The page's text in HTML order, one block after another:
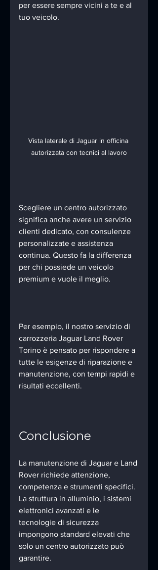
per essere sempre vicini a te e al
tuo veicolo.
Vista laterale di Jaguar in officina
autorizzata con tecnici al lavoro
Scegliere un centro autorizzato
significa anche avere un servizio
clienti dedicato, con consulenze
personalizzate e assistenza
continua. Questo fa la differenza
per chi possiede un veicolo
premium e vuole il meglio.
Per esempio, il nostro servizio di
carrozzeria Jaguar Land Rover
Torino è pensato per rispondere a
tutte le esigenze di riparazione e
manutenzione, con tempi rapidi e
risultati eccellenti.
Conclusione
La manutenzione di Jaguar e Land
Rover richiede attenzione,
competenza e strumenti specifici.
La struttura in alluminio, i sistemi
elettronici avanzati e le
tecnologie di sicurezza
impongono standard elevati che
solo un centro autorizzato può
garantire.